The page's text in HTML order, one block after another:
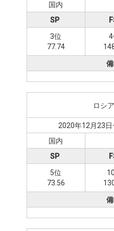
国内
SP
3位
77.74
4
ロシ
2020年12月23
国内
SP
5位
73.56